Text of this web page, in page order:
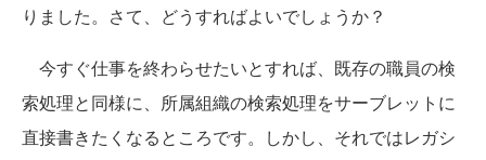
りました。さて、どうすればよいでしょうか？
今すぐ仕事を終わらせたいとすれば、既存の職員の検
索処理と同様に、所属組織の検索処理をサーブレットに
直接書きたくなるところです。しかし、それではレガシ